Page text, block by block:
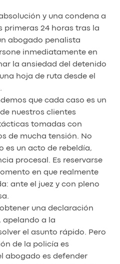
y una condena a
primeras 24 horas tras la
abogado penalista
inmediatamente en
la ansiedad del detenido
hoja de ruta desde el
que cada caso es un
nuestros clientes
tomadas con
de mucha tensión. No
es un acto de rebeldía,
procesal. Es reservarse
en que realmente
ante el juez y con pleno
una declaración
apelando a la
el asunto rápido. Pero
de la policía es
abogado es defender